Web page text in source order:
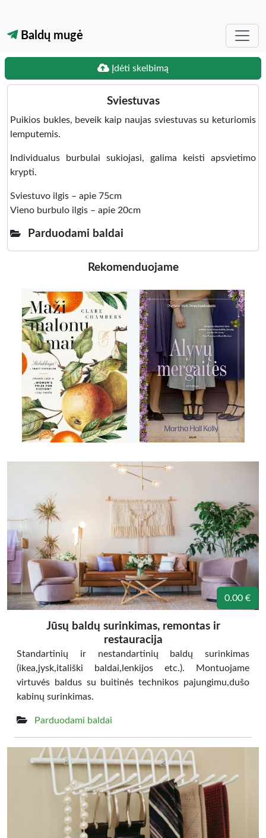
Baldų mugė
Įdėti skelbimą
Sviestuvas
Puikios bukles, beveik kaip naujas sviestuvas su keturiomis
lemputemis.
Individualus burbulai sukiojasi, galima keisti apsvietimo
krypti.
Sviestuvo ilgis – apie 75cm
Vieno burbulo ilgis – apie 20cm
Parduodami baldai
Rekomenduojame
0.00 €
Jūsų baldų surinkimas, remontas ir
restauracija
Standartinių ir nestandartinių baldų surinkimas
(ikea,jysk,itališki baldai,lenkijos etc.). Montuojame
virtuvės baldus su buitinės technikos pajungimu,dušo
kabinų surinkimas.
Parduodami baldai